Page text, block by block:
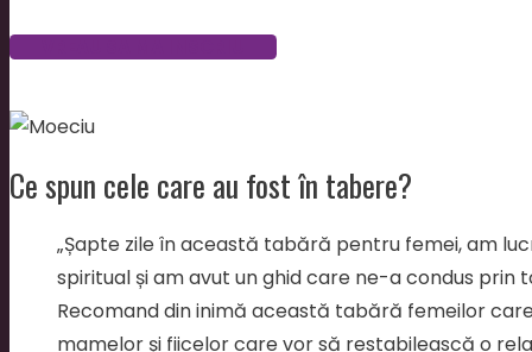
Ce spun cele care au fost în tabere?
„Șapte zile în această tabără pentru femei, am
spiritual și am avut un ghid care ne-a condus prin
Recomand din inimă această tabără femeilor
mamelor și fiicelor care vor să restabilească o